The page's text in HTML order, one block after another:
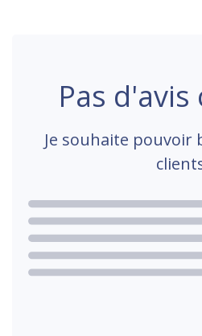
Pas d'avis
Je souhaite pouvoir